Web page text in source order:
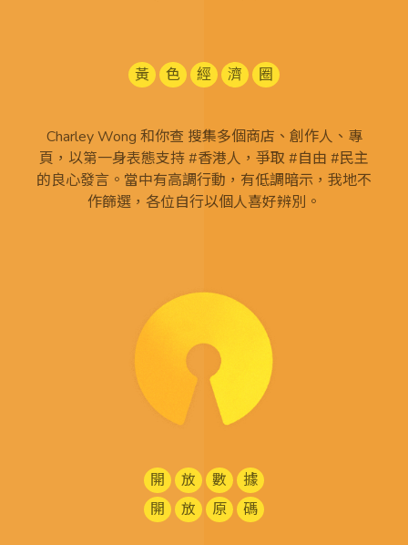
黃 色 經 濟 圈
Charley Wong 和你查 搜集多個商店、創作人、專
頁，以第一身表態支持 #香港人，爭取 #自由 #民主
的良心發言。當中有高調行動，有低調暗示，我地不
作篩選，各位自行以個人喜好辨別。
開 放 數
據
開
放 原 碼